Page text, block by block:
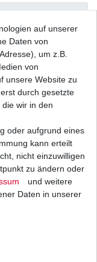
Kette
super
auf unserer
Daten von
um z.B.
von
unsere Website zu
durch gesetzte
wir in den
oder aufgrund eines
kann erteilt
nicht einzuwilligen
zu ändern oder
und weitere
Daten in unserer